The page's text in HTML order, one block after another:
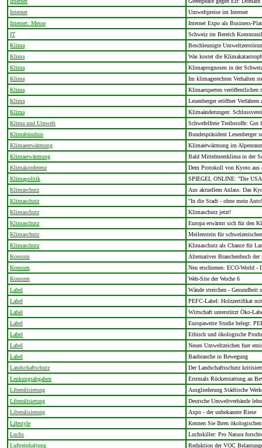
Internet
Umweltpreise im Internet
Internet: Messe
Internet Expo als Business-
IT
Schweiz im Bereich
Klima
Beschleunigte
Klima
Was kostet die
Klima
Klimaprognosen in der
Klima
Im klimagerechten Verhalten
Klima
Klimaexperten veröffentlichen
Klima
Leuenberger eröffnet
Klima
Klimaänderungen:
Klima und Umwelt
Schwefelfreie Treibstoffe:
Klimabündnis
Bundespräsident Leuenberger
Klimaeerwärmung
Klimaerwärmung im
Klimaerwärmung
Bald Mittelmeerklima in der
Klimakonferenz
Dem Protokoll von Kyoto aus
Klimapolitik
SPIEGEL ONLINE: "Die USA
Klimaschutz
Aus aktuellem Anlass: Das
Klimaschutz
"In die Stadt - ohne mein
Klimaschutz
Klimaschutz jetzt!
Klimaschutz
Europa erwärmt sich für den
Klimaschutz
Meilenstein für
Klimaschutz
Klimaschutz als Chance für
Konsum
Alternatives Branchenbuch der
Konsum
Neu erschienen: ECO-World -
Konsum
Web-Site der Woche 6
Label
Wände streichen - Gesundheit
Label
PEFC-Label: Holzzertifikat
Label
Wirtschaft unterstützt Öko-
Label
Europaweite Studie belegt:
Label
Ethisch und ökologische
Label
Neues Umweltzeichen fuer
Label
Baubranche in Bewegung
Landschaftschutz
Der Landschaftsschutz
Lenkungsabgaben
Erstmals Rückerstattung an
Liberalisierung
Ausgliederung Städtische
Liberalisierung
Deutsche Umweltverbände
Liberalisierung
Axpo - der unbekannte Riese
Lifestyle
Kennen Sie Ihren
Luchs
Luchskiller: Pro Natura
Luftreinhaltung
Reduktion der VOC